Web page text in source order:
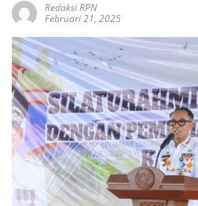
Redaksi RPN
Februari 21, 2025